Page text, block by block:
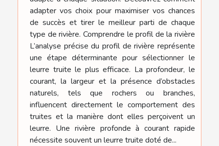
adapter vos choix pour maximiser vos chances
de succès et tirer le meilleur parti de chaque
type de rivière. Comprendre le profil de la rivière
L’analyse précise du profil de rivière représente
une étape déterminante pour sélectionner le
leurre truite le plus efficace. La profondeur, le
courant, la largeur et la présence d’obstacles
naturels, tels que rochers ou branches,
influencent directement le comportement des
truites et la manière dont elles perçoivent un
leurre. Une rivière profonde à courant rapide
nécessite souvent un leurre truite doté de...